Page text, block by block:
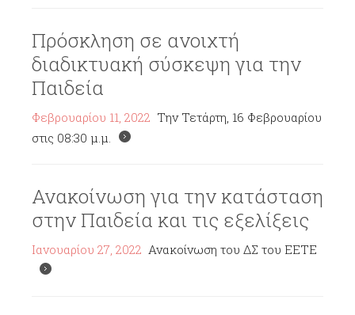
Πρόσκληση σε ανοιχτή
διαδικτυακή σύσκεψη για την
Παιδεία
Φεβρουαρίου 11, 2022 Την Τετάρτη, 16 Φεβρουαρίου
στις 08:30 μ.μ.
Ανακοίνωση για την κατάσταση
στην Παιδεία και τις εξελίξεις
Ιανουαρίου 27, 2022 Ανακοίνωση του ΔΣ του ΕΕΤΕ